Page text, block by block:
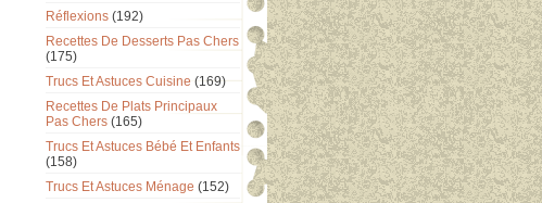
Réflexions (192)
Recettes De Desserts Pas Chers
(175)
Trucs Et Astuces Cuisine (169)
Recettes De Plats Principaux
Pas Chers (165)
Trucs Et Astuces Bébé Et Enfants
(158)
Trucs Et Astuces Ménage (152)